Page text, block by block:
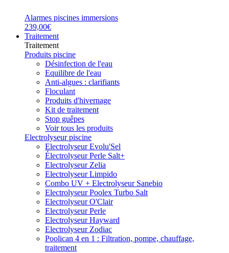
Alarmes piscines immersions
239,00€
Traitement
Traitement
Produits piscine
Désinfection de l'eau
Equilibre de l'eau
Anti-algues : clarifiants
Floculant
Produits d'hivernage
Kit de traitement
Stop guêpes
Voir tous les produits
Electrolyseur piscine
Electrolyseur Evolu'Sel
Électrolyseur Perle Salt+
Electrolyseur Zelia
Electrolyseur Limpido
Combo UV + Electrolyseur Sanebio
Electrolyseur Poolex Turbo Salt
Electrolyseur O'Clair
Electrolyseur Perle
Electrolyseur Hayward
Electrolyseur Zodiac
Poolican 4 en 1 : Filtration, pompe, chauffage,
traitement